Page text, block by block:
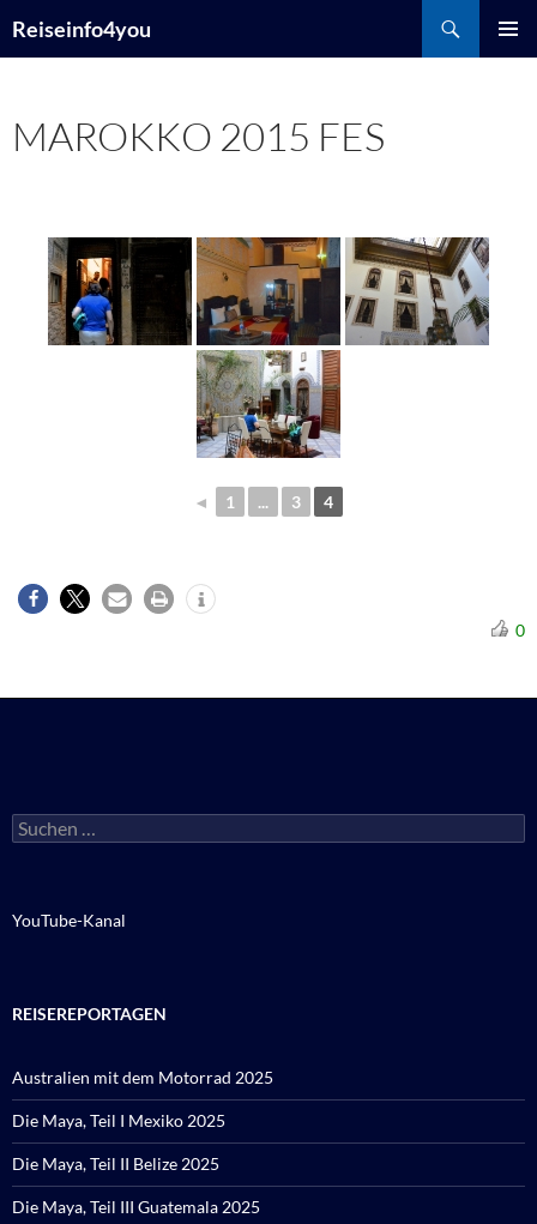
Inhalt
Reiseinfo4you
MAROKKO 2015 FES
◄ 1 ... 3 4
0
Suchen
nach:
YouTube-Kanal
REISEREPORTAGEN
Australien mit dem Motorrad 2025
Die Maya, Teil I Mexiko 2025
Die Maya, Teil II Belize 2025
Die Maya, Teil III Guatemala 2025